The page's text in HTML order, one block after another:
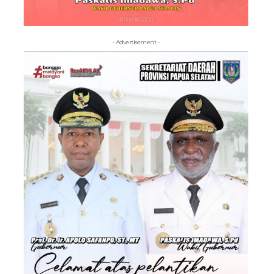
- Advertisement -